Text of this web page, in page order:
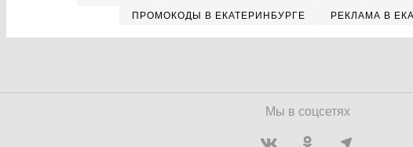
ПРОМОКОДЫ В ЕКАТЕРИНБУРГЕ
РЕКЛАМА В
Мы в соцсетях